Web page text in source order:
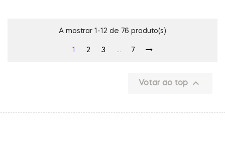
A mostrar 1-12 de 76 produto(s)
1 2 3 … 7
Votar ao top 